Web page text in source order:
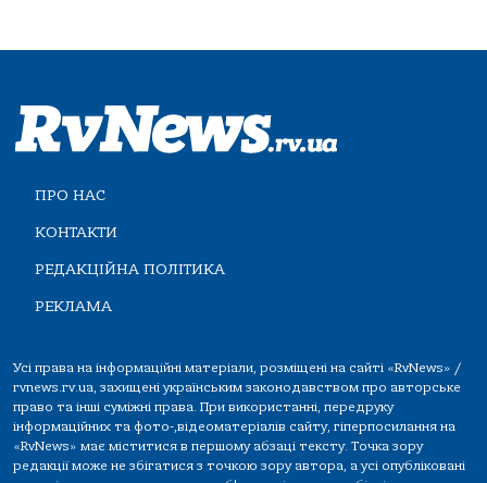
ПРО НАС
КОНТАКТИ
РЕДАКЦІЙНА ПОЛІТИКА
РЕКЛАМА
Усі права на інформаційні матеріали, розміщені на сайті «RvNews» /
rvnews.rv.ua, захищені українським законодавством про авторське
право та інші суміжні права. При використанні, передруку
інформаційних та фото-,відеоматеріалів сайту, гіперпосилання на
«RvNews» має міститися в першому абзаці тексту. Точка зору
редакції може не збігатися з точкою зору автора, а усі опубліковані